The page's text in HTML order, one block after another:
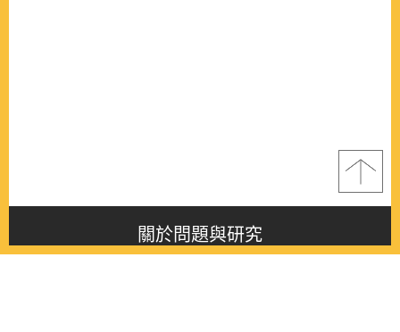
關於問題與研究
About this journal